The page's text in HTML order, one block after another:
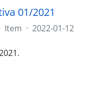
01/2021
Item · 2022-01-12